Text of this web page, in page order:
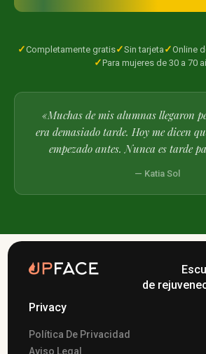
Completamente gratis Sin tarjeta
Online
Para mujeres de 30 a 70
«Muchas de mis alumnas llegaron
era demasiado tarde. Hoy me dicen
empezado antes. Nunca es tarde
— Katia Sol
de
Privacy
Política De Privacidad
Aviso Legal